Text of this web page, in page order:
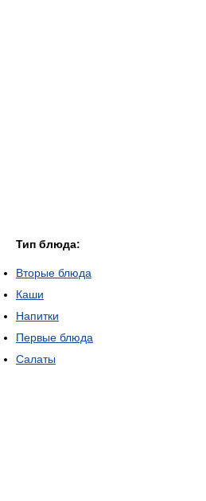
Тип блюда:
Вторые блюда
Каши
Напитки
Первые блюда
Салаты